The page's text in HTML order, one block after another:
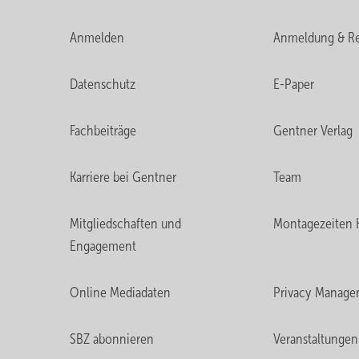
Anmelden Anmeldung &
Datenschutz E-Paper
Fachbeiträge Gentner Verlag
Karriere bei Gentner Team
Mitgliedschaften und
Engagement
Montagezeiten
Online Mediadaten Privacy Manager
SBZ abonnieren